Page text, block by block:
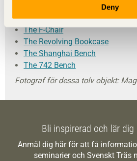
Deny
Skåpet Tajga
The F-Chair
The Revolving Bookcase
The Shanghai Bench
The 742 Bench
Fotograf för dessa tolv objekt:
Bli inspirerad och lär
Anmäl dig här för att få
seminarier och Svenskt Träs